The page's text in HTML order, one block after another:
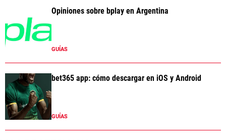
Opiniones sobre bplay en Argentina
GUÍAS
bet365 app: cómo descargar en iOS y Android
GUÍAS